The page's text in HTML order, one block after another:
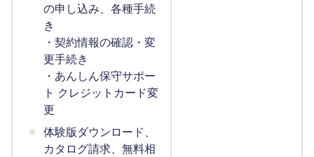
の申し込み、各種手続
き
・契約情報の確認・変
更手続き
・あんしん保守サポー
ト クレジットカード変
更
体験版ダウンロード、
カタログ請求、無料相